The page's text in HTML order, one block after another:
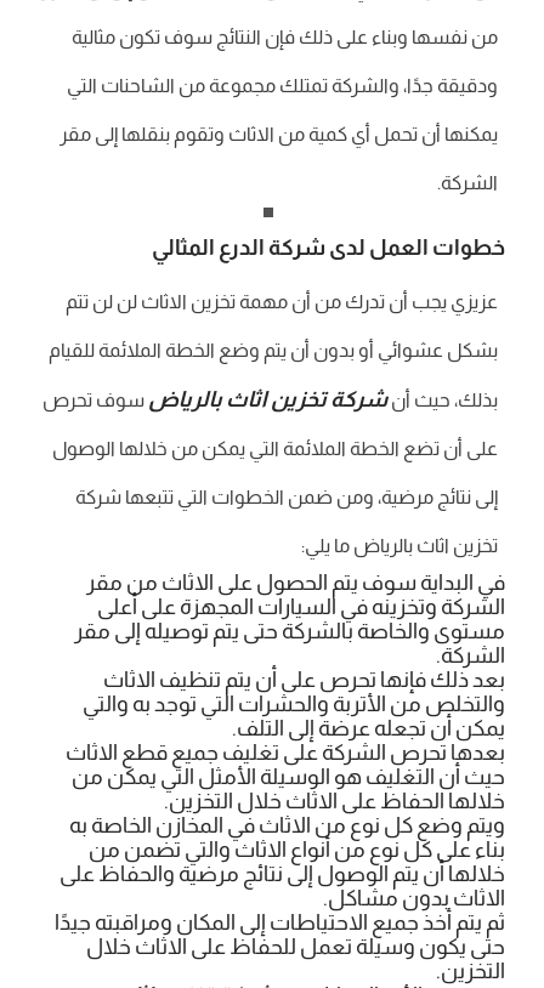
من نفسها وبناء على ذلك فإن النتائج سوف تكون مثالية
ودقيقة جدًا، والشركة تمتلك مجموعة من الشاحنات التي
يمكنها أن تحمل أي كمية من الاثاث وتقوم بنقلها إلى مقر
الشركة.
خطوات العمل لدى شركة الدرع المثالي
عزيزي يجب أن تدرك من أن مهمة تخزين الاثاث لن لن تتم
بشكل عشوائي أو بدون أن يتم وضع الخطة الملائمة للقيام
بذلك، حيث أنشركة تخزين اثاث بالرياض سوف تحرص
على أن تضع الخطة الملائمة التي يمكن من خلالها الوصول
إلى نتائج مرضية، ومن ضمن الخطوات التي تتبعها شركة
تخزين اثاث بالرياض ما يلي:
في البداية سوف يتم الحصول على الاثاث من مقر
الشركة وتخزينه في السيارات المجهزة على أعلى
مستوى والخاصة بالشركة حتى يتم توصيله إلى مقر
الشركة.
بعد ذلك فإنها تحرص على أن يتم تنظيف الاثاث
والتخلص من الأتربة والحشرات التي توجد به والتي
يمكن أن تجعله عرضة إلى التلف.
بعدها تحرص الشركة على تغليف جميع قطع الاثاث
حيث أن التغليف هو الوسيلة الأمثل التي يمكن من
خلالها الحفاظ على الاثاث خلال التخزين.
ويتم وضع كل نوع من الاثاث في المخازن الخاصة به
بناء على كل نوع من أنواع الاثاث والتي تضمن من
خلالها أن يتم الوصول إلى نتائج مرضية والحفاظ على
الاثاث بدون مشاكل.
ثم يتم أخذ جميع الاحتياطات إلى المكان ومراقبته جيدًا
حتى يكون وسيلة تعمل للحفاظ على الاثاث خلال
التخزين.